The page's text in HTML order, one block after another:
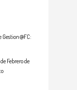
Febrero de